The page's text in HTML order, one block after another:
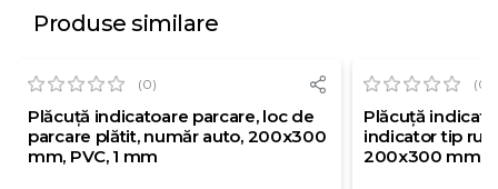
Produse similare
(0)
Plăcuță indicatoare parcare, loc de
parcare plătit, număr auto, 200x300
mm, PVC, 1 mm
(0)
Plăcuță
indicator tip
200x300 mm,